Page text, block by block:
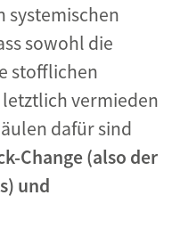
systemischen
sowohl die
stofflichen
vermieden
dafür sind
Change (also der
und